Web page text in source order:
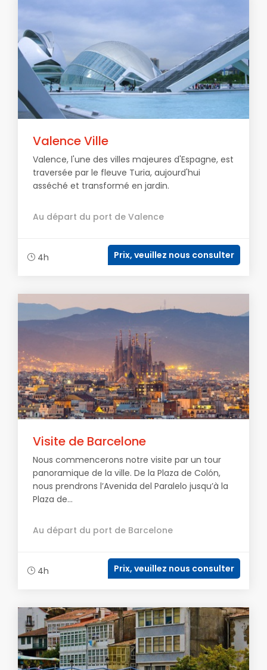
Valence Ville
Valence, l'une des villes majeures d'Espagne, est
traversée par le fleuve Turia, aujourd'hui
asséché et transformé en jardin.
Au départ du port de Valence
4h Prix, veuillez nous consulter
Visite de Barcelone
Nous commencerons notre visite par un tour
panoramique de la ville. De la Plaza de Colón,
nous prendrons l’Avenida del Paralelo jusqu’à la
Plaza de...
Au départ du port de Barcelone
4h Prix, veuillez nous consulter